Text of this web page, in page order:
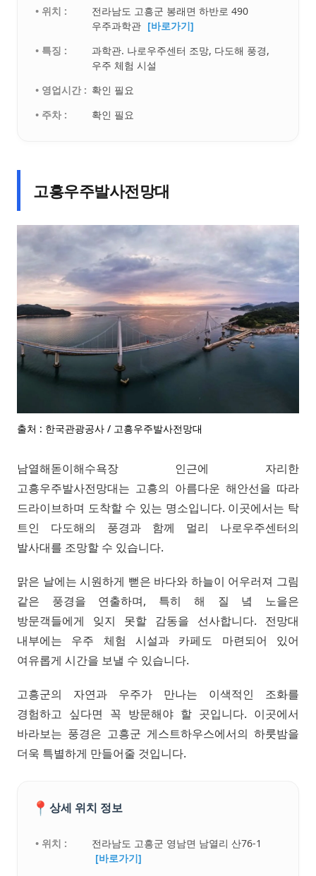
• 위치 :
전라남도 고흥군 봉래면 하반로 490
우주과학관 [바로가기]
• 특징 :
과학관. 나로우주센터 조망, 다도해 풍경,
우주 체험 시설
• 영업시간 : 확인 필요
• 주차 :
확인 필요
고흥우주발사전망대
출처 : 한국관광공사 / 고흥우주발사전망대
남열해돋이해수욕장 인근에 자리한
고흥우주발사전망대는 고흥의 아름다운 해안선을 따라
드라이브하며 도착할 수 있는 명소입니다. 이곳에서는 탁
트인 다도해의 풍경과 함께 멀리 나로우주센터의
발사대를 조망할 수 있습니다.
맑은 날에는 시원하게 뻗은 바다와 하늘이 어우러져 그림
같은 풍경을 연출하며, 특히 해 질 녘 노을은
방문객들에게 잊지 못할 감동을 선사합니다. 전망대
내부에는 우주 체험 시설과 카페도 마련되어 있어
여유롭게 시간을 보낼 수 있습니다.
고흥군의 자연과 우주가 만나는 이색적인 조화를
경험하고 싶다면 꼭 방문해야 할 곳입니다. 이곳에서
바라보는 풍경은 고흥군 게스트하우스에서의 하룻밤을
더욱 특별하게 만들어줄 것입니다.
📍 상세 위치 정보
• 위치 :
전라남도 고흥군 영남면 남열리 산76-1
[바로가기]